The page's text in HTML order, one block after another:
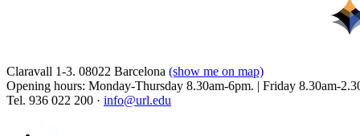
Claravall 1-3. 08022 Barcelona (show me on map)
Opening hours: Monday-Thursday 8.30am-6pm. | Friday 8.30am-
Tel. 936 022 200 · info@url.edu